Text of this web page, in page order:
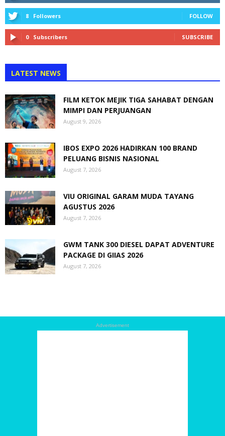
8 Followers FOLLOW
0 Subscribers SUBSCRIBE
LATEST NEWS
FILM KETOK MEJIK TIGA SAHABAT DENGAN
MIMPI DAN PERJUANGAN
August 9, 2026
IBOS EXPO 2026 HADIRKAN 100 BRAND
PELUANG BISNIS NASIONAL
August 7, 2026
VIU ORIGINAL GARAM MUDA TAYANG
AGUSTUS 2026
August 7, 2026
GWM TANK 300 DIESEL DAPAT ADVENTURE
PACKAGE DI GIIAS 2026
August 7, 2026
Advertisement